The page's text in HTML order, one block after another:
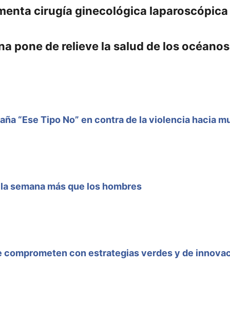
cirugía ginecológica laparoscópica
pone de relieve la salud de los
“Ese Tipo No” en contra de la violencia hacia
semana más que los hombres
comprometen con estrategias verdes y de